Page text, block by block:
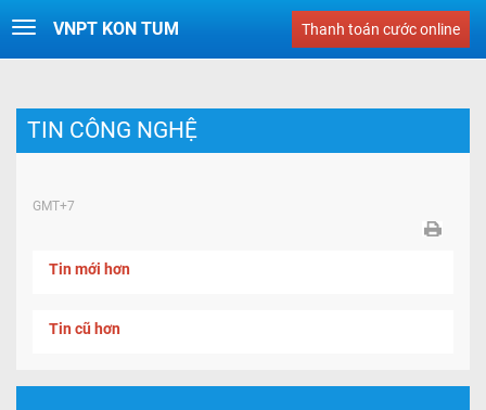
Thanh toán cước online
Toggle
navigation
VNPT KON TUM
TIN CÔNG NGHỆ
GMT+7
Tin mới hơn
Tin cũ hơn